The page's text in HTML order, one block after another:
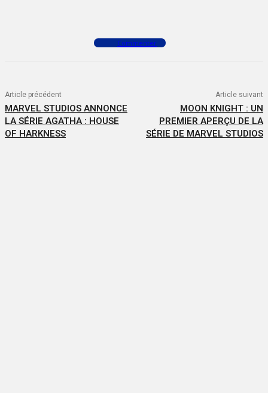
Commenter
Article précédent
MARVEL STUDIOS ANNONCE
LA SÉRIE AGATHA : HOUSE
OF HARKNESS
Article suivant
MOON KNIGHT : UN
PREMIER APERÇU DE LA
SÉRIE DE MARVEL STUDIOS